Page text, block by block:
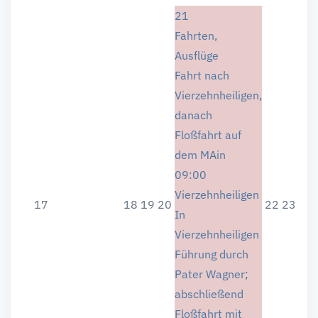
17 18 19 20
21
Fahrten,
Ausflüge
Fahrt nach
Vierzehnheiligen,
danach
Floßfahrt auf
dem MAin
09:00
Vierzehnheiligen
In
Vierzehnheiligen
Führung durch
Pater Wagner;
abschließend
Floßfahrt mit
22 23